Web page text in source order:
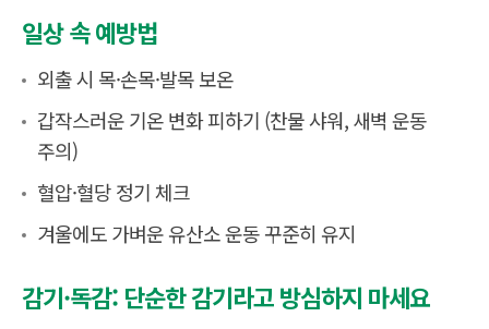
일상 속 예방법
외출 시 목·손목·발목 보온
갑작스러운 기온 변화 피하기 (찬물 샤워, 새벽 운동
주의)
혈압·혈당 정기 체크
겨울에도 가벼운 유산소 운동 꾸준히 유지
감기·독감: 단순한 감기라고 방심하지 마세요